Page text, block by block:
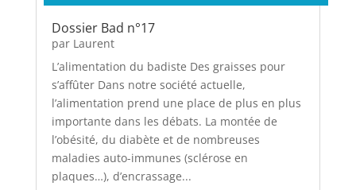
Dossier Bad n°17
par Laurent
L’alimentation du badiste Des graisses pour
s’affûter Dans notre société actuelle,
l’alimentation prend une place de plus en plus
importante dans les débats. La montée de
l’obésité, du diabète et de nombreuses
maladies auto-immunes (sclérose en
plaques…), d’encrassage...